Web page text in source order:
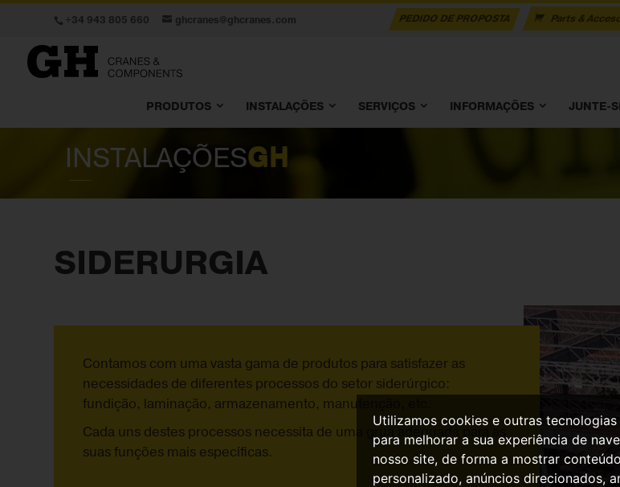
Utilizamos cookies e outras
para melhorar a sua experiência de
nosso site, de forma a mostrar conteúdo
personalizado, anúncios direcionados,
+34 943 805 660 ghcranes@ghcranes.com PEDIDO DE PROPOSTA Parts &
PRODUTOS INSTALAÇÕES SERVIÇOS INFORMAÇÕES JUNTE-
INSTALAÇÕESGH
SIDERURGIA
Contamos com uma vasta gama de produtos para satisfazer as
necessidades de diferentes processos do setor siderúrgico:
fundição, laminação, armazenamento, manutenção, etc.
Cada uns destes processos necessita de uma grua adequada para as
suas funções mais específicas.